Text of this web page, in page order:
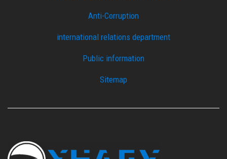
Anti-Corruption
international relations department
Public information
Sitemap